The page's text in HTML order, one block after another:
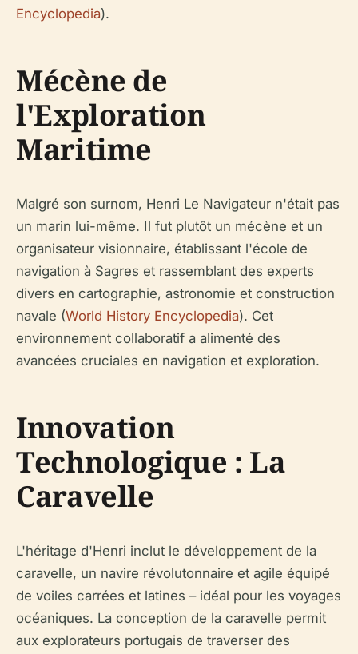
Encyclopedia).
Mécène de
l'Exploration
Maritime
Malgré son surnom, Henri Le Navigateur n'était pas
un marin lui-même. Il fut plutôt un mécène et un
organisateur visionnaire, établissant l'école de
navigation à Sagres et rassemblant des experts
divers en cartographie, astronomie et construction
navale (World History Encyclopedia). Cet
environnement collaboratif a alimenté des
avancées cruciales en navigation et exploration.
Innovation
Technologique : La
Caravelle
L'héritage d'Henri inclut le développement de la
caravelle, un navire révolutonnaire et agile équipé
de voiles carrées et latines – idéal pour les voyages
océaniques. La conception de la caravelle permit
aux explorateurs portugais de traverser des